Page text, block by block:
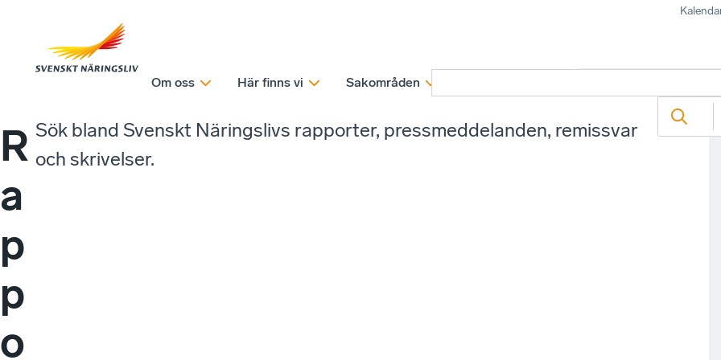
Om oss Här finns vi Sakområden
R
a
p
p
o
Sök bland Svenskt Näringslivs rapporter, pressmeddelanden, remissvar
och skrivelser.